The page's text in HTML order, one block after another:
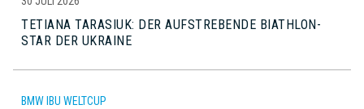
TETIANA TARASIUK: DER AUFSTREBENDE BIATHLON-
STAR DER UKRAINE
BMW IBU WELTCUP